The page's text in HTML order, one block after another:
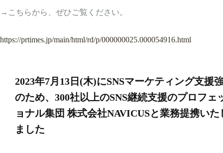
→こちらから、ぜひご覧ください。
https://prtimes.jp/main/html/rd/p/000000025.000054916.html
投
稿
ナ
2023年7月13日(木)にSNSマーケティング支援
のため、300社以上のSNS継続支援のプロフェ
ョナル集団 株式会社NAVICUSと業務提携いた
ました